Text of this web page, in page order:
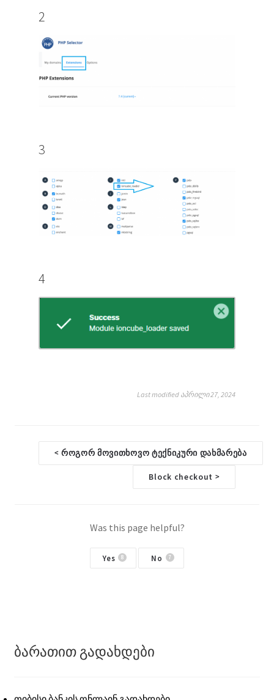
2
3
4
Last modified აპრილი 27, 2024
a
< როგორ მოვითხოვო ტექნიკური დახმარება
Block checkout >
Was this page helpful?
Yes 8 No 7
ბარათით გადახდები